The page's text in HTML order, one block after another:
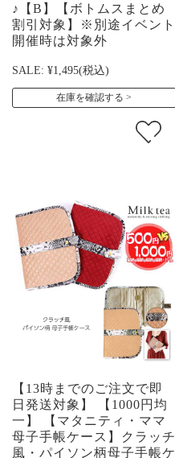
♪【B】【ボトムスまとめ
割引対象】※別途イベント
開催時は対象外
SALE: ¥1,495(税込)
在庫を確認する
【13時までのご注文で即
日発送対象】 【1000円均
一】 【マタニティ・ママ
母子手帳ケース】クラッチ
風・パイソン柄母子手帳ケ